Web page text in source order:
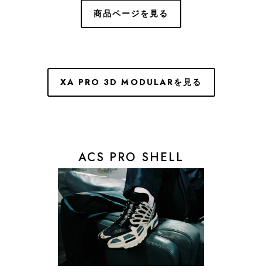
商品ページを見る
XA PRO 3D MODULARを見る
ACS PRO SHELL